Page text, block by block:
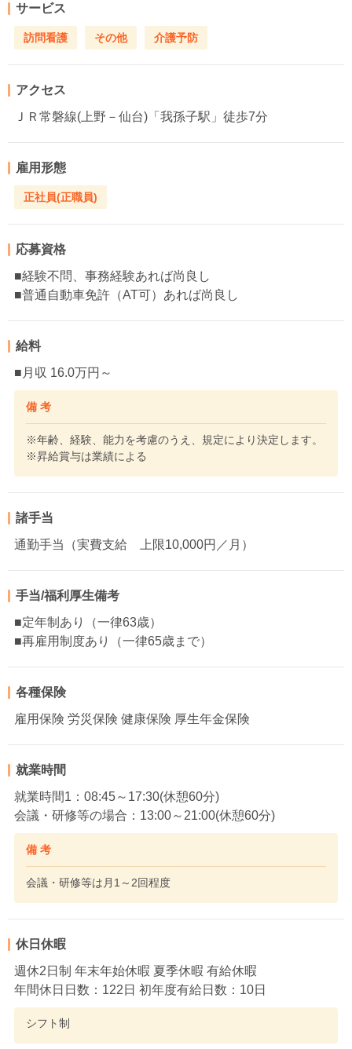
サービス
訪問看護 その他 介護予防
アクセス
ＪＲ常磐線(上野－仙台)「我孫子駅」徒歩7分
雇用形態
正社員(正職員)
応募資格
■経験不問、事務経験あれば尚良し
■普通自動車免許（AT可）あれば尚良し
給料
■月収 16.0万円～
備 考
※年齢、経験、能力を考慮のうえ、規定により決定します。
※昇給賞与は業績による
諸手当
通勤手当（実費支給 上限10,000円／月）
手当/福利厚生備考
■定年制あり（一律63歳）
■再雇用制度あり（一律65歳まで）
各種保険
雇用保険 労災保険 健康保険 厚生年金保険
就業時間
就業時間1：08:45～17:30(休憩60分)
会議・研修等の場合：13:00～21:00(休憩60分)
備 考
会議・研修等は月1～2回程度
休日休暇
週休2日制 年末年始休暇 夏季休暇 有給休暇
年間休日日数：122日 初年度有給日数：10日
シフト制